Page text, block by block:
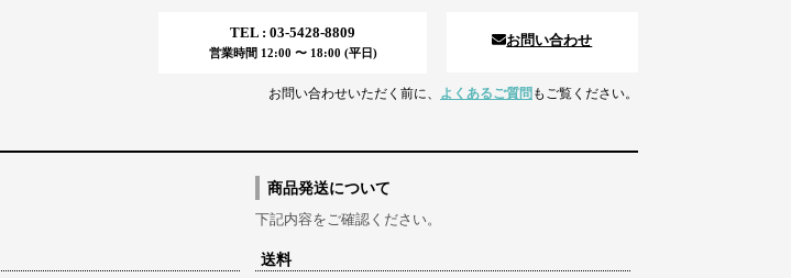
TEL : 03-5428-8809
営業時間 12:00 〜 18:00 (平日)
お問い合わせ
お問い合わせいただく前に、 よくあるご質問 もご覧ください。
商品発送について
下記内容をご確認ください。
送料